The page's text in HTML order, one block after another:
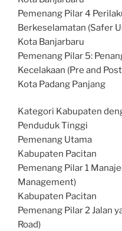
Pemenang Pilar 4
Berkeselamatan (Safer
Kota Banjarbaru
Pemenang Pilar 5:
Kecelakaan (Pre and
Kota Padang Panjang
Kategori Kabupaten
Penduduk Tinggi
Pemenang Utama
Kabupaten Pacitan
Pemenang Pilar 1
Management)
Kabupaten Pacitan
Pemenang Pilar 2 Jalan
Road)